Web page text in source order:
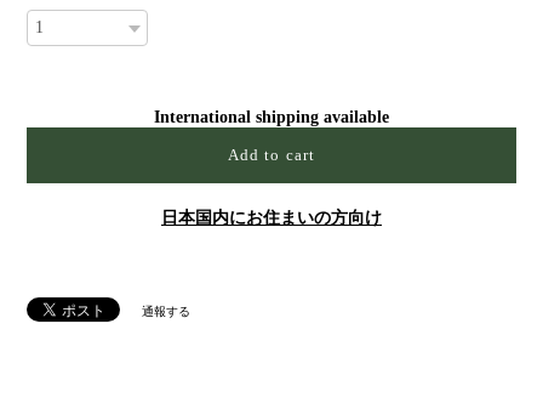
International shipping available
Add to cart
日本国内にお住まいの方向け
通報する